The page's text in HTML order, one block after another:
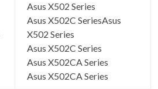
Asus X502 Series
Asus X502C SeriesAsus
X502 Series
Asus X502C Series
Asus X502CA Series
Asus X502CA Series